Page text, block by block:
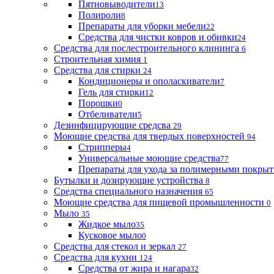
Пятновыводители13
Полироли8
Препараты для уборки мебели22
Средства для чистки ковров и обивки24
Средства для послестроительного клининга 6
Строительная химия 1
Средства для стирки 24
Кондиционеры и ополаскиватели7
Гель для стирки12
Порошки0
Отбеливатели5
Дезинфицирующие средсва 29
Моющие средства для твердых поверхностей 94
Стрипперы4
Универсальные моющие средства77
Препараты для ухода за полимерными
Бутылки и дозирующие устройства 8
Средства специального назначения 65
Моющие средства для пищевой промышленности 0
Мыло 35
Жидкое мыло35
Кусковое мыло0
Средства для стекол и зеркал 27
Средства для кухни 124
Средства от жира и нагара32